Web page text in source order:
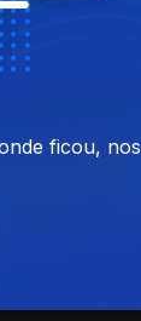
ficou, nos